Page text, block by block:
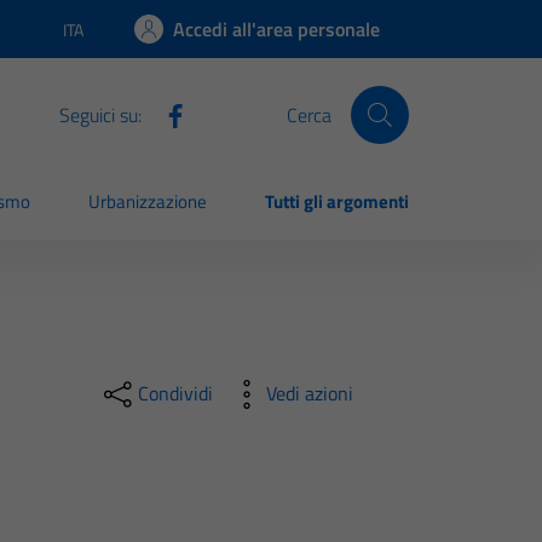
Lingua attiva:
ITA Accedi all'area personale
Seguici su: Cerca
Urbanizzazione Tutti gli argomenti
Condividi Vedi azioni